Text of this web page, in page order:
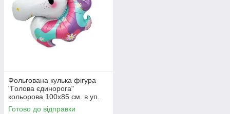
Фольгована кулька фігура
"Голова єдинорога"
кольорова 100х85 см. в уп.
(1шт.)
Готово до відправки